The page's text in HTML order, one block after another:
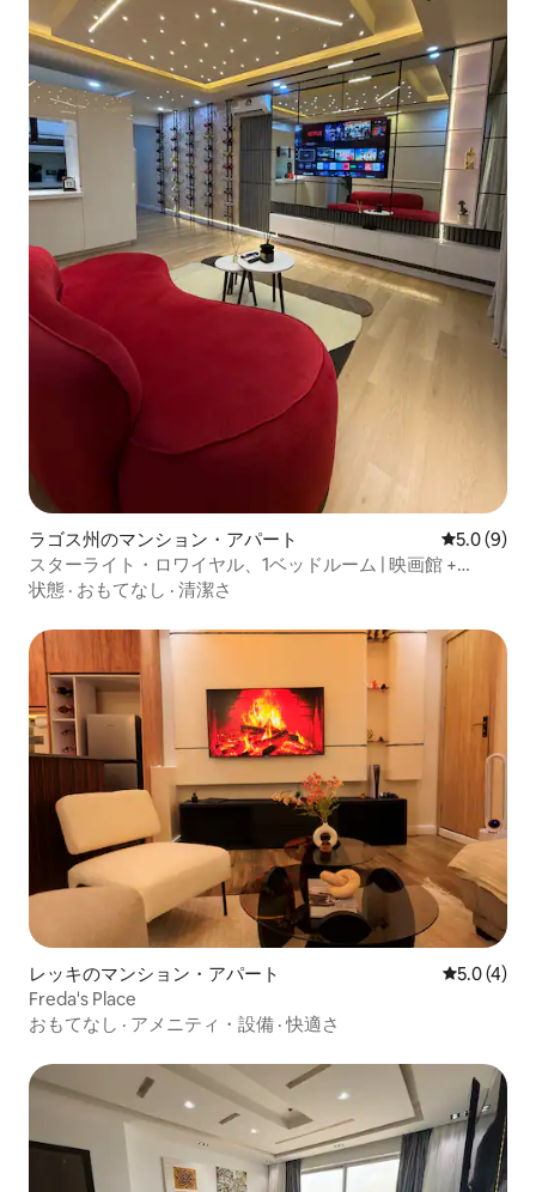
ラゴス州のマンション・アパート レビュー9
5.0 (9)
スターライト・ロワイヤル、1ベッドルーム | 映画館 +
PS5、レッキ
状態 · おもてなし · 清潔さ
レッキのマンション・アパート レビュー4
5.0 (4)
Freda's Place
おもてなし · アメニティ・設備 ·快適さ